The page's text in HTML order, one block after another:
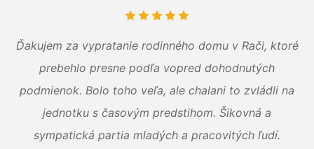
Ďakujem za vypratanie rodinného domu v Rači, ktoré
prebehlo presne podľa vopred dohodnutých
podmienok. Bolo toho veľa, ale chalani to zvládli na
jednotku s časovým predstihom. Šikovná a
sympatická partia mladých a pracovitých ľudí.